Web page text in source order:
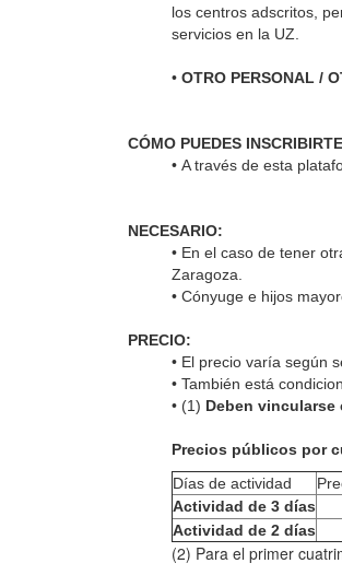
los centros adscritos,
servicios en la UZ.
• OTRO PERSONAL /
CÓMO PUEDES
• A través de esta
NECESARIO:
• En el caso de tener
Zaragoza.
• Cónyuge e hijos
PRECIO:
• El precio varía según
• También está
• (1) Deben vincularse
Precios públicos por
Días de actividad
Actividad de 3 días
Actividad de 2 días
(2) Para el primer